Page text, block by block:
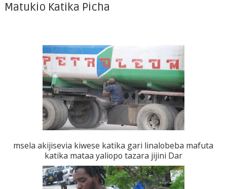
Matukio Katika Picha
msela akijisevia kiwese katika gari linalobeba mafuta
katika mataa yaliopo tazara jijini Dar